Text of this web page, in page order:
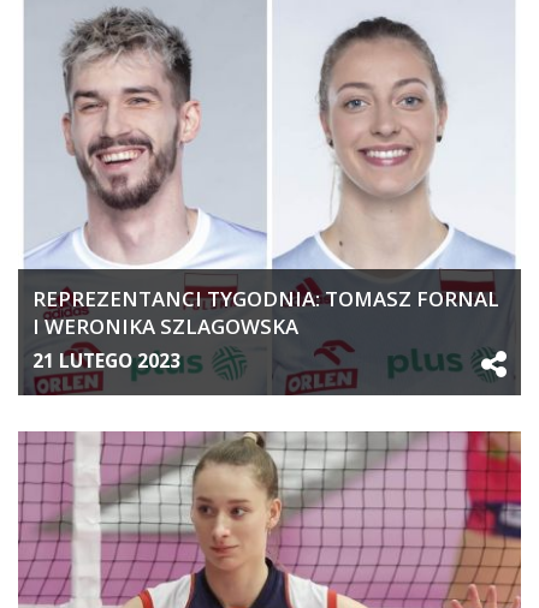
REPREZENTANCI TYGODNIA: TOMASZ FORNAL
I WERONIKA SZLAGOWSKA
21 LUTEGO 2023